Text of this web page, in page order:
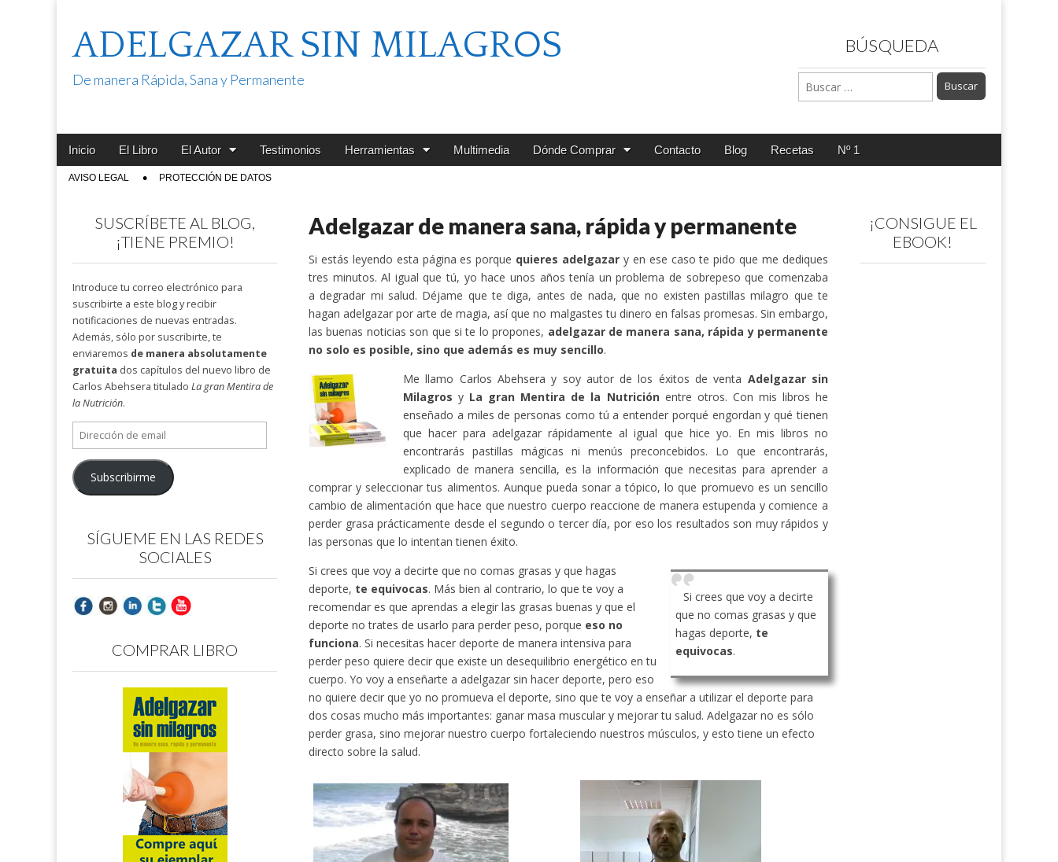
ADELGAZAR SIN MILAGROS
De manera Rápida, Sana y Permanente
BÚSQUEDA
Buscar:
Main
Skip
content
Inicio El Libro El Autor Testimonios Herramientas Multimedia Dónde Comprar Contacto Blog Recetas Nº 1
SubAVISO LEGAL PROTECCIÓN DE DATOS
Adelgazar de manera sana, rápida y permanente
Si estás leyendo esta página es porque quieres adelgazar y en ese caso te pido que me dediques
tres minutos. Al igual que tú, yo hace unos años tenía un problema de sobrepeso que comenzaba
a degradar mi salud. Déjame que te diga, antes de nada, que no existen pastillas milagro que te
hagan adelgazar por arte de magia, así que no malgastes tu dinero en falsas promesas. Sin embargo,
las buenas noticias son que si te lo propones, adelgazar de manera sana, rápida y permanente
no solo es posible, sino que además es muy sencillo.
Me llamo Carlos Abehsera y soy autor de los éxitos de venta Adelgazar sin
Milagros y La gran Mentira de la Nutriciónentre otros. Con mis libros he
enseñado a miles de personas como tú a entender porqué engordan y qué tienen
que hacer para adelgazar rápidamente al igual que hice yo. En mis libros no
encontrarás pastillas mágicas ni menús preconcebidos. Lo que encontrarás,
explicado de manera sencilla, es la información que necesitas para aprender a
comprar y seleccionar tus alimentos. Aunque pueda sonar a tópico, lo que promuevo es un sencillo
cambio de alimentación que hace que nuestro cuerpo reaccione de manera estupenda y comience a
perder grasa prácticamente desde el segundo o tercer día, por eso los resultados son muy rápidos y
las personas que lo intentan tienen éxito.
Si crees que voy a decirte
que no comas grasas y que
hagas deporte, te
equivocas.
Si crees que voy a decirte que no comas grasas y que hagas
deporte, te equivocas. Más bien al contrario, lo que te voy a
recomendar es que aprendas a elegir las grasas buenas y que el
deporte no trates de usarlo para perder peso, porque eso no
funciona. Si necesitas hacer deporte de manera intensiva para
perder peso quiere decir que existe un desequilibrio energético en tu
cuerpo. Yo voy a enseñarte a adelgazar sin hacer deporte, pero eso
no quiere decir que yo no promueva el deporte, sino que te voy a enseñar a utilizar el deporte para
dos cosas mucho más importantes: ganar masa muscular y mejorar tu salud. Adelgazar no es sólo
perder grasa, sino mejorar nuestro cuerpo fortaleciendo nuestros músculos, y esto tiene un efecto
directo sobre la salud.
SUSCRÍBETE AL BLOG,
¡TIENE PREMIO!
Introduce tu correo electrónico para
suscribirte a este blog y recibir
notificaciones de nuevas entradas.
Además, sólo por suscribirte, te
enviaremos de manera absolutamente
gratuita dos capítulos del nuevo libro de
Carlos Abehsera titulado La gran Mentira de
la Nutrición.
Dirección
de
email
Subscribirme
SÍGUEME EN LAS REDES
SOCIALES
COMPRAR LIBRO
¡CONSIGUE EL
EBOOK!